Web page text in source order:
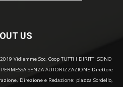
US
Vidiemme Soc. Coop TUTTI I DIRITTI SONO
SENZA AUTORIZZAZIONE Direttore
Direzione e Redazione: piazza Sordello,